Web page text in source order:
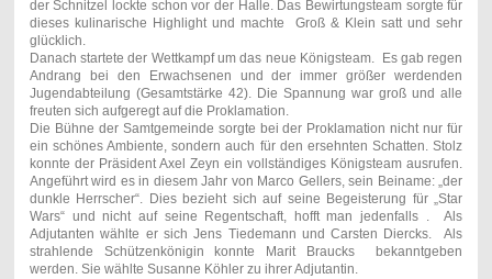
der Schnitzel lockte schon vor der Halle. Das Bewirtungsteam sorgte für
dieses kulinarische Highlight und machte Groß & Klein satt und sehr
glücklich.
Danach startete der Wettkampf um das neue Königsteam. Es gab regen
Andrang bei den Erwachsenen und der immer größer werdenden
Jugendabteilung (Gesamtstärke 42). Die Spannung war groß und alle
freuten sich aufgeregt auf die Proklamation.
Die Bühne der Samtgemeinde sorgte bei der Proklamation nicht nur für
ein schönes Ambiente, sondern auch für den ersehnten Schatten. Stolz
konnte der Präsident Axel Zeyn ein vollständiges Königsteam ausrufen.
Angeführt wird es in diesem Jahr von Marco Gellers, sein Beiname: „der
dunkle Herrscher“. Dies bezieht sich auf seine Begeisterung für „Star
Wars“ und nicht auf seine Regentschaft, hofft man jedenfalls . Als
Adjutanten wählte er sich Jens Tiedemann und Carsten Diercks. Als
strahlende Schützenkönigin konnte Marit Braucks bekanntgeben
werden. Sie wählte Susanne Köhler zu ihrer Adjutantin.